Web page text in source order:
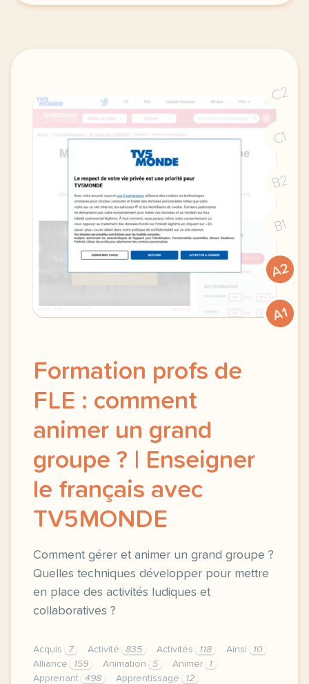
C2
C1
B2
B1
A2
A1
Formation profs de
FLE : comment
animer un grand
groupe ? | Enseigner
le français avec
TV5MONDE
Comment gérer et animer un grand groupe ?
Quelles techniques développer pour mettre
en place des activités ludiques et
collaboratives ?
Acquis 7 Activité 835 Activités 118 Ainsi
10
Alliance
159 Animation 5 Animer
1
Apprenant
498 Apprentissage
12